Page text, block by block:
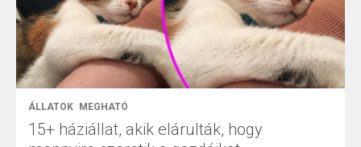
ÁLLATOK MEGHATÓ
15+ háziállat, akik elárulták, hogy